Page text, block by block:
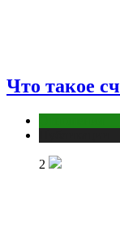
Что такое
2